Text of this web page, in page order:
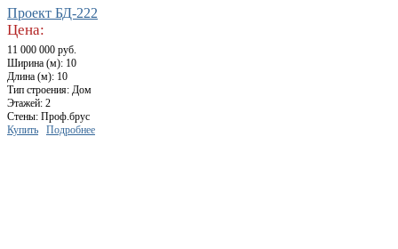
Проект БД-222
Цена:
11 000 000 руб.
Ширина (м): 10
Длина (м): 10
Тип строения: Дом
Этажей: 2
Стены: Проф.брус
Купить
Подробнее